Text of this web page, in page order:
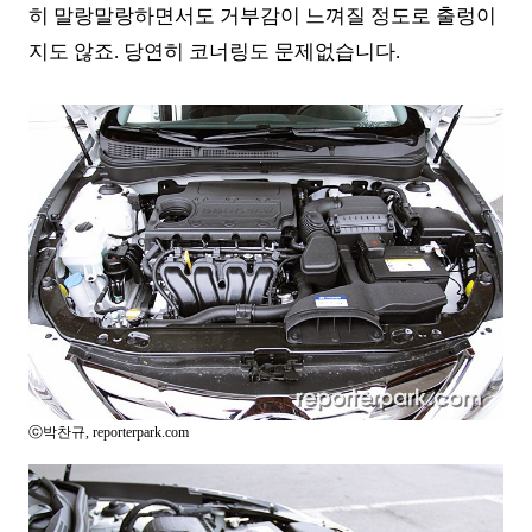
히 말랑말랑하면서도 거부감이 느껴질 정도로 출렁이
지도 않죠. 당연히 코너링도 문제없습니다.
ⓒ박찬규, reporterpark.com